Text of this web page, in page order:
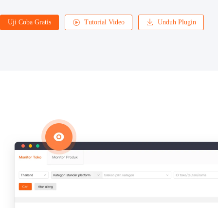
Uji Coba Gratis Tutorial Video Unduh Plugin